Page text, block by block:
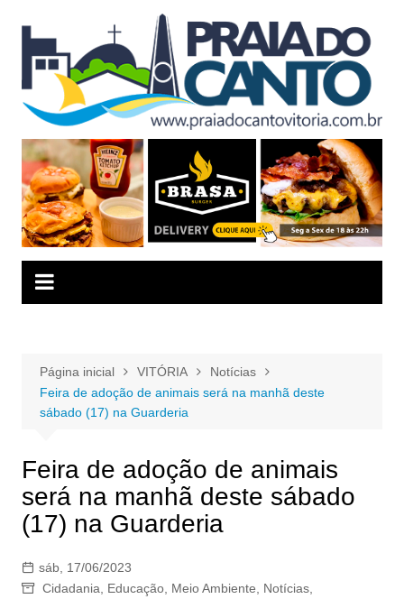
conteúdo
Página inicial VITÓRIA
Notícias
Feira de adoção de animais será na manhã deste
sábado (17) na Guarderia
Feira de adoção de animais
será na manhã deste sábado
(17) na Guarderia
sáb, 17/06/2023
Cidadania
Educação, Meio Ambiente Notícias,